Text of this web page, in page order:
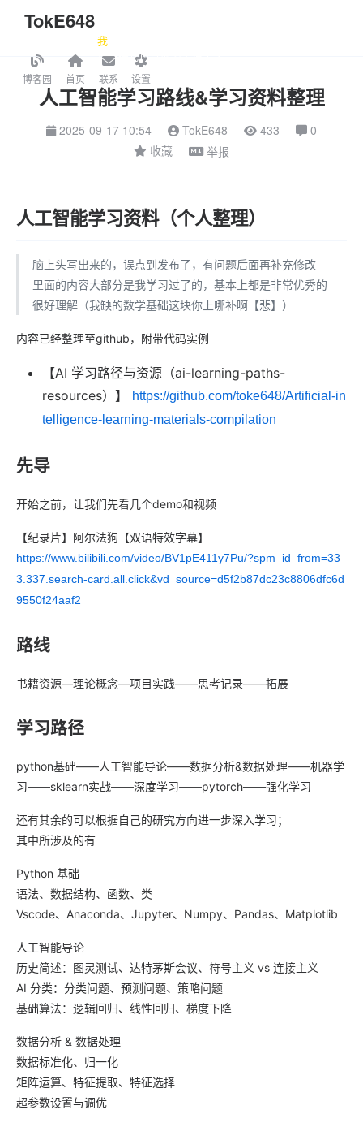
TokE648
我
都记 它可
人工智能学习路线&学习资料整理
人工智能学习资料（个人整理）
脑上头写出来的，误点到发布了，有问题后面再补充修改
里面的内容大部分是我学习过了的，基本上都是非常优秀的
很好理解（我缺的数学基础这块你上哪补啊【悲】）
内容已经整理至github，附带代码实例
【AI 学习路径与资源（ai-learning-paths-
resources）】
https://github.com/toke648/Artificial-in
telligence-learning-materials-compilation
先导
开始之前，让我们先看几个demo和视频
【纪录片】阿尔法狗【双语特效字幕】
https://www.bilibili.com/video/BV1pE411y7Pu/?spm_id_from=33
3.337.search-card.all.click&vd_source=d5f2b87dc23c8806dfc6d
9550f24aaf2
路线
书籍资源—理论概念—项目实践——思考记录——拓展
学习路径
python基础——人工智能导论——数据分析&数据处理——机器学
习——sklearn实战——深度学习——pytorch——强化学习
还有其余的可以根据自己的研究方向进一步深入学习；
其中所涉及的有
Python 基础
语法、数据结构、函数、类
Vscode、Anaconda、Jupyter、Numpy、Pandas、Matplotlib
人工智能导论
历史简述：图灵测试、达特茅斯会议、符号主义 vs 连接主义
AI 分类：分类问题、预测问题、策略问题
基础算法：逻辑回归、线性回归、梯度下降
数据分析 & 数据处理
数据标准化、归一化
矩阵运算、特征提取、特征选择
超参数设置与调优
2025-09-17 10:54 TokE648 433
0
收藏
举报